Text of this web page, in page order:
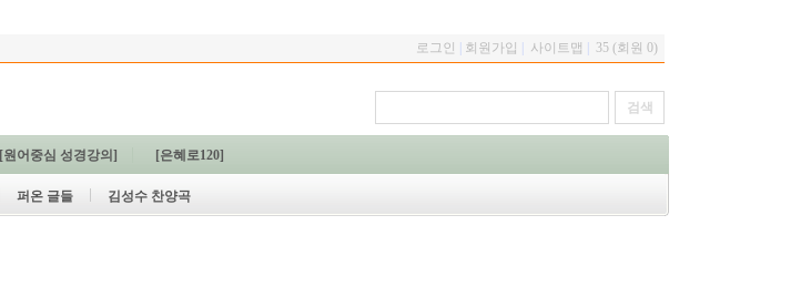
로그인 회원가입 사이트맵 35 (회원 0)
[원어중심 성경강의] [은혜로120]
퍼온 글들 김성수 찬양곡